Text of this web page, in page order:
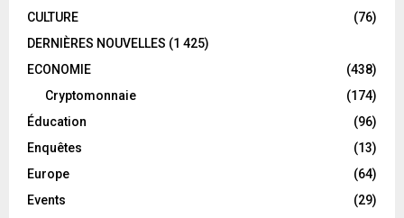
CULTURE
(76)
DERNIÈRES NOUVELLES (1 425)
ECONOMIE
(438)
Cryptomonnaie
(174)
Éducation
(96)
Enquêtes
(13)
Europe
(64)
Events
(29)